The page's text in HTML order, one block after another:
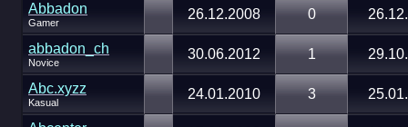
Abbadon
Gamer
26.12.2008 0
abbadon_ch
Novice
30.06.2012 1
Abc.xyzz
Kasual
24.01.2010 3